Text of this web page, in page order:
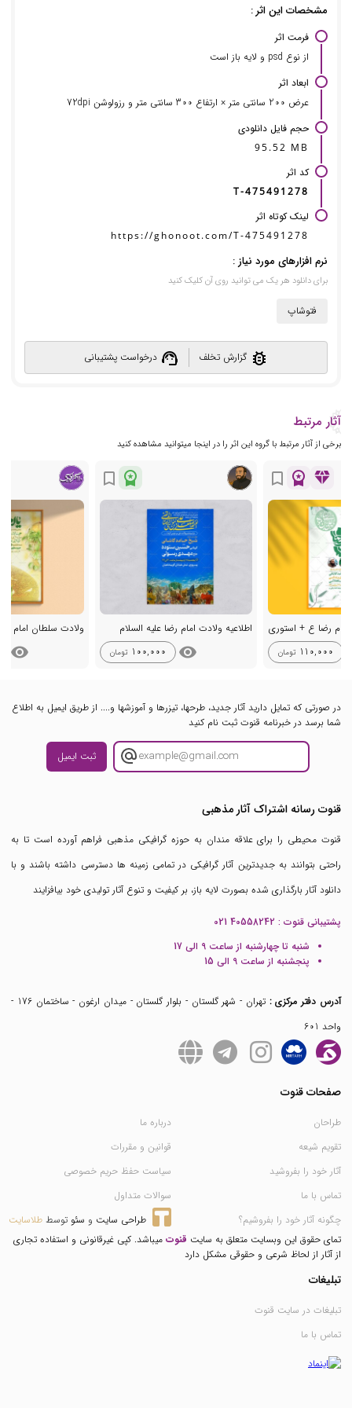
مشخصات این اثر :
فرمت اثر
از نوع psd و لایه باز است
ابعاد اثر
عرض 200 سانتی متر × ارتفاع 300 سانتی متر و رزولوشن 72dpi
حجم فایل دانلودی
95.52 MB
کد اثر
T-475491278
لینک کوتاه اثر
https://ghonoot.com/T-475491278
نرم افزارهای مورد نیاز :
برای دانلود هر یک می توانید روی آن کلیک کنید
فتوشاپ
bug_report گزارش تخلف support_agent درخواست پشتیبانی
آثار مرتبط
برخی از آثار مرتبط با گروه این اثر را در اینجا میتوانید مشاهده کنید
diamond
workspace_premium
bookmark_border
رضا ع + استوری
110,000 تومان
workspace_premium
bookmark_border
اطلاعیه ولادت امام رضا علیه السلام
visibility
100,000 تومان
ولادت سلطان امام
visibility
در صورتی که تمایل دارید آثار جدید، طرحها، تیزرها و آموزشها و.... از طریق ایمیل به اطلاع
شما برسد در خبرنامه قنوت ثبت نام کنید
ثبت ایمیل
قنوت رسانه اشتراک آثار مذهبی
قنوت محیطی را برای علاقه مندان به حوزه گرافیکی مذهبی فراهم آورده است تا به
راحتی بتوانند به جدیدترین آثار گرافیکی در تمامی زمینه ها دسترسی داشته باشند و با
دانلود آثار بارگذاری شده بصورت لایه باز، بر کیفیت و تنوع آثار تولیدی خود بیافزایند
پشتیبانی قنوت : 021 40558242
شنبه تا چهارشنبه از ساعت 9 الی 17
پنجشنبه از ساعت 9 الی 15
آدرس دفتر مرکزی :
تهران - شهر گلستان - بلوار گلستان - میدان ارغون - ساختمان 176 -
واحد 601
صفحات قنوت
طراحان
تقویم شیعه
آثار خود را بفروشید
تماس با ما
چگونه آثار خود را بفروشیم؟
درباره ما
قوانین و مقررات
سیاست حفظ حریم خصوصی
سوالات متداول
طراحی سایت و سئو توسط طلاسایت
تمای حقوق این وبسایت متعلق به سایت قنوت میباشد. کپی غیرقانونی و استفاده تجاری
از آثار از لحاظ شرعی و حقوقی مشکل دارد
تبلیغات
تبلیغات در سایت قنوت
تماس با ما